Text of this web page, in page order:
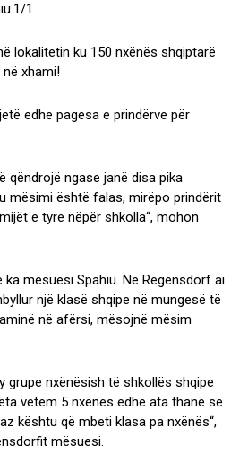
1
lokalitetin ku 150 nxënës shqiptarë
xhami!
edhe pagesa e prindërve për
qëndrojë ngase janë disa pika
mësimi është falas, mirëpo prindërit
e tyre nëpër shkolla“, mohon
ka mësuesi Spahiu. Në Regensdorf ai
një klasë shqipe në mungesë të
në afërsi, mësojnë mësim
grupe nxënësish të shkollës shqipe
vetëm 5 nxënës edhe ata thanë se
kështu që mbeti klasa pa nxënës“,
mësuesi.